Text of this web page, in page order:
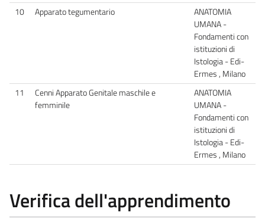
10
Apparato tegumentario
ANATOMIA
UMANA -
Fondamenti con
istituzioni di
Istologia - Edi-
Ermes , Milano
11
Cenni Apparato Genitale maschile e
femminile
ANATOMIA
UMANA -
Fondamenti con
istituzioni di
Istologia - Edi-
Ermes , Milano
Verifica dell'apprendimento